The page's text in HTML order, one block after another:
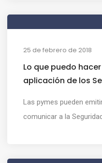
25 de febrero de 2018
Lo que puedo
aplicación de los
Las pymes pueden
comunicar a la